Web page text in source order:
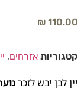
₪ 110.00
קטגוריות אזרחים,
יין לבן יבש לזכר